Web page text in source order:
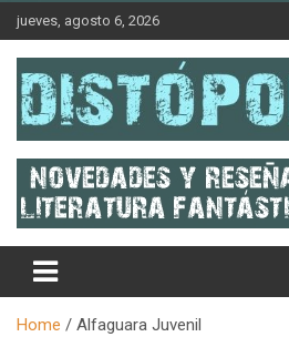
content
jueves, agosto 6, 2026
Distópolis
Home Alfaguara Juvenil